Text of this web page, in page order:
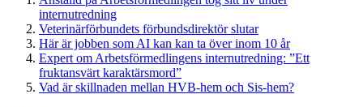
internutredning
Veterinärförbundets förbundsdirektör slutar
Här är jobben som AI kan kan ta över inom 10 år
Expert om Arbetsförmedlingens internutredning: ”Ett
fruktansvärt karaktärsmord”
Vad är skillnaden mellan HVB-hem och Sis-hem?